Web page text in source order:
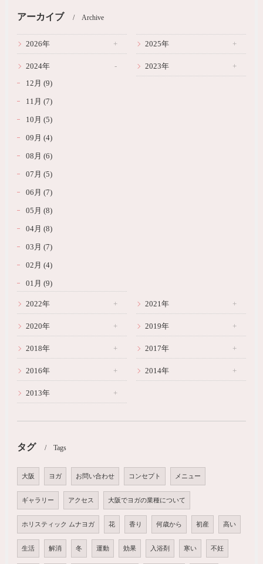
アーカイブ Archive
2026年 2025年
2024年
12月 (9)
11月 (7)
10月 (5)
09月 (4)
08月 (6)
07月 (5)
06月 (7)
05月 (8)
04月 (8)
03月 (7)
02月 (4)
01月 (9)
2023年
2022年 2021年
2020年 2019年
2018年 2017年
2016年 2014年
2013年
タグ Tags
大阪 ヨガ お問い合わせ コンセプト メニュー
ギャラリー アクセス 大阪でヨガの業種について
ホリスティック ムナヨガ 花 香り 何歳から 初産 高い
生活 解消 冬 運動 効果 入浴剤 寒い 不妊